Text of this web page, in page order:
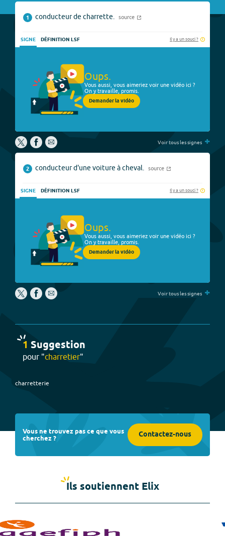
1 conducteur de charrette. source
SIGNE DÉFINITION LSF Il y a un souci ?
Oups.
Vous aussi, vous aimeriez voir une vidéo ici ?
On y travaille, promis.
Demander la vidéo
Voir tous les signes +
2 conducteur d'une voiture à cheval. source
SIGNE DÉFINITION LSF Il y a un souci ?
Oups.
Vous aussi, vous aimeriez voir une vidéo ici ?
On y travaille, promis.
Demander la vidéo
Voir tous les signes +
1 Suggestion
pour "charretier"
charretterie
Vous ne trouvez pas ce que vous
cherchez ? Contactez-nous
Ils soutiennent Elix